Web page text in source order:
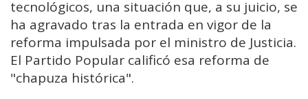
tecnológicos, una situación que, a su juicio, se
ha agravado tras la entrada en vigor de la
reforma impulsada por el ministro de Justicia.
El Partido Popular calificó esa reforma de
"chapuza histórica".